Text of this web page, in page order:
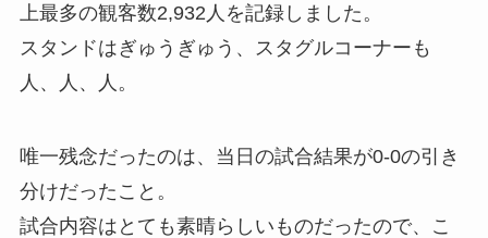
上最多の観客数2,932人を記録しました。
スタンドはぎゅうぎゅう、スタグルコーナーも
人、人、人。
唯一残念だったのは、当日の試合結果が0-0の引き
分けだったこと。
試合内容はとても素晴らしいものだったので、こ